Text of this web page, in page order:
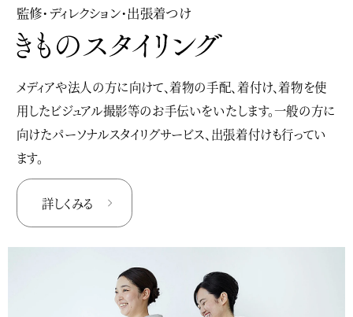
監修・ディレクション・出張着つけ
メディアや法人の方に向けて、着物の手配、着付け、着物を使
用したビジュアル撮影等のお手伝いをいたします。一般の方に
向けたパーソナルスタイリグサービス、出張着付けも行ってい
ます。
詳しくみる